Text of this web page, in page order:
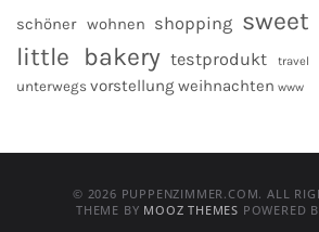
schöner wohnen shopping sweet
little bakery testprodukt travel
unterwegs vorstellung weihnachten www
© 2026 PUPPENZIMMER.COM. ALL
THEME BY MOOZ THEMES POWERED